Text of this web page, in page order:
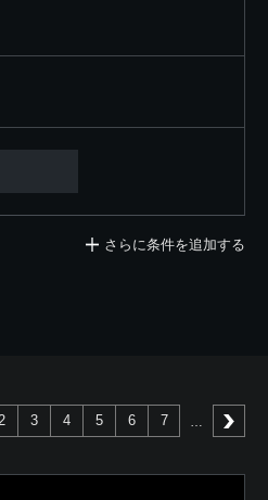
さらに条件を追加する
3 4 5 6 7